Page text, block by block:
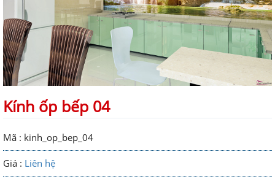
Kính ốp bếp 04
Mã : kinh_op_bep_04
Giá : Liên hệ